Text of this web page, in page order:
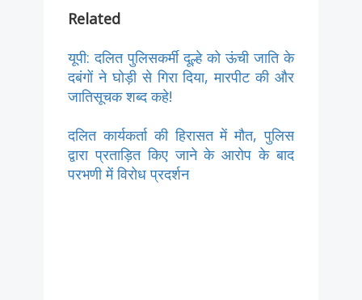
Related
यूपी: दलित पुलिसकर्मी दूल्हे को ऊंची जाति के
दबंगों ने घोड़ी से गिरा दिया, मारपीट की और
जातिसूचक शब्द कहे!
दलित कार्यकर्ता की हिरासत में मौत, पुलिस
द्वारा प्रताड़ित किए जाने के आरोप के बाद
परभणी में विरोध प्रदर्शन